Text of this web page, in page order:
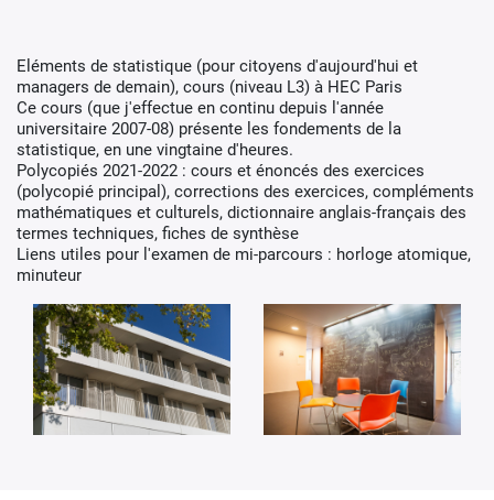
Eléments de statistique (pour citoyens d'aujourd'hui et
managers de demain), cours (niveau L3) à HEC Paris
Ce cours (que j'effectue en continu depuis l'année
universitaire 2007-08) présente les fondements de la
statistique, en une vingtaine d'heures.
Polycopiés 2021-2022 : cours et énoncés des exercices
(polycopié principal), corrections des exercices, compléments
mathématiques et culturels, dictionnaire anglais-français des
termes techniques, fiches de synthèse
Liens utiles pour l'examen de mi-parcours : horloge atomique,
minuteur